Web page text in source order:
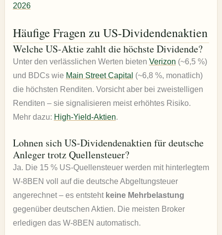
2026
Häufige Fragen zu US-Dividendenaktien
Welche US-Aktie zahlt die höchste Dividende?
Unter den verlässlichen Werten bieten Verizon (~6,5 %)
und BDCs wie Main Street Capital (~6,8 %, monatlich)
die höchsten Renditen. Vorsicht aber bei zweistelligen
Renditen – sie signalisieren meist erhöhtes Risiko.
Mehr dazu: High-Yield-Aktien.
Lohnen sich US-Dividendenaktien für deutsche
Anleger trotz Quellensteuer?
Ja. Die 15 % US-Quellensteuer werden mit hinterlegtem
W-8BEN voll auf die deutsche Abgeltungsteuer
angerechnet – es entsteht keine Mehrbelastung
gegenüber deutschen Aktien. Die meisten Broker
erledigen das W-8BEN automatisch.